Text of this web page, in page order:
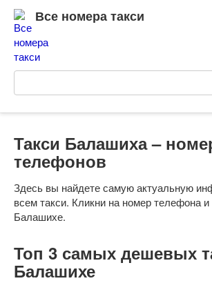
Перейти
контенту
Все номера такси
Поиск:
Такси Балашиха –
телефонов
Здесь вы найдете самую актуальную
всем такси. Кликни на номер телефона
Балашихе.
Топ 3 самых дешевых
Балашихе